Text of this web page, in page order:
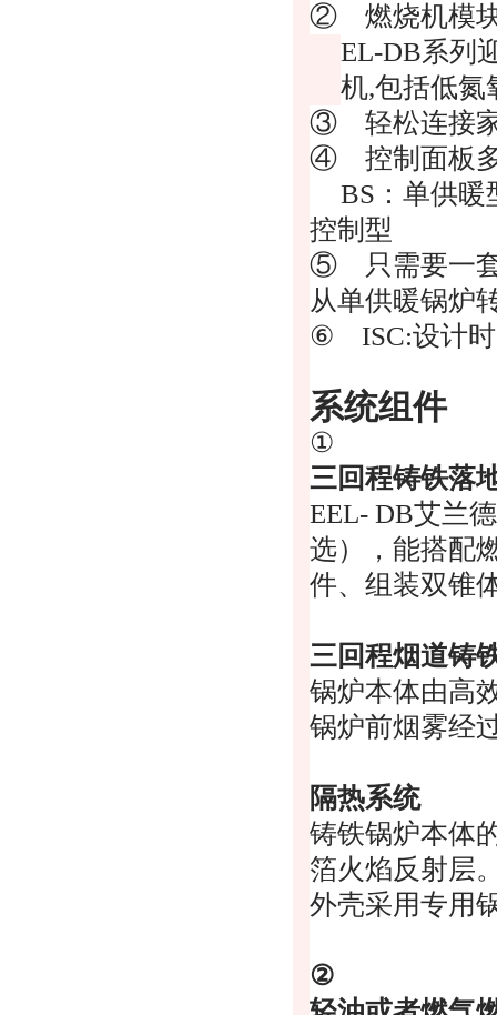
② 燃烧机模块
EL-DB系列
机,包括低氮
③ 轻松连接家
④ 控制面板多
BS ：单供暖
控制型
⑤ 只需要一套
从单供暖锅炉
⑥ ISC:设计
系统组件
①
三回程铸铁落
EEL- DB艾兰
选），能搭配
件、组装双锥
三回程烟道铸
锅炉本体由高
锅炉前烟雾经
隔热系统
铸铁锅炉本体
箔火焰反射层
外壳采用专用
②